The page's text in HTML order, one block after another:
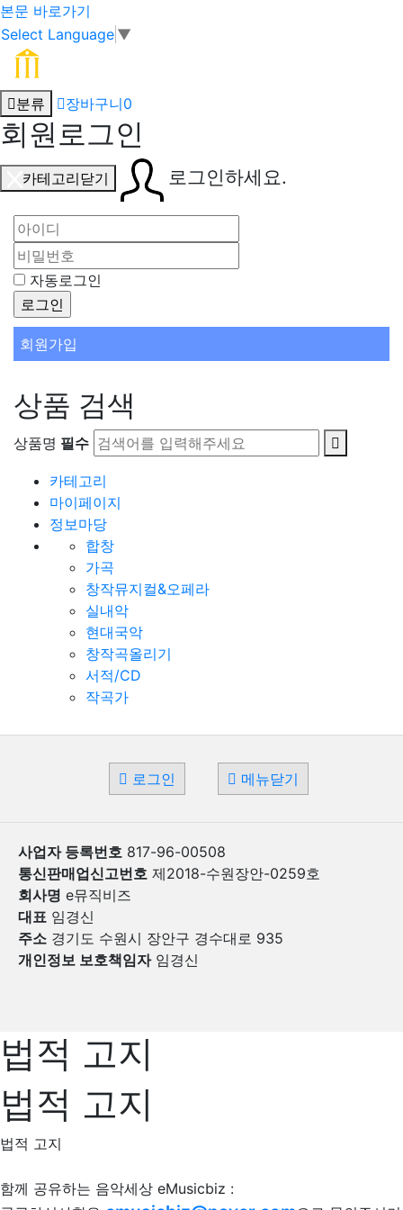
본문 바로가기
Select Language ▼
분류 장바구니0
회원로그인
카테고리닫기 로그인하세요.
자동로그인
회원가입
상품 검색
상품명 필수
카테고리
마이페이지
정보마당
합창
가곡
창작뮤지컬&오페라
실내악
현대국악
창작곡올리기
서적/CD
작곡가
로그인 메뉴닫기
사업자 등록번호 817-96-00508
통신판매업신고번호 제2018-수원장안-0259호
회사명 e뮤직비즈
대표 임경신
주소 경기도 수원시 장안구 경수대로 935
개인정보 보호책임자임경신
법적 고지
법적 고지
법적 고지
함께 공유하는 음악세상 eMusicbiz :